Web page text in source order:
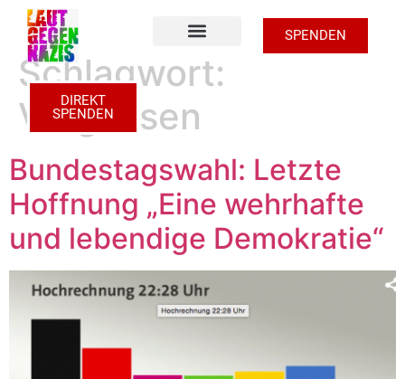
SPENDEN
DIREKT
SPENDEN
Schlagwort:
Vergessen
Bundestagswahl: Letzte
Hoffnung „Eine wehrhafte
und lebendige Demokratie“